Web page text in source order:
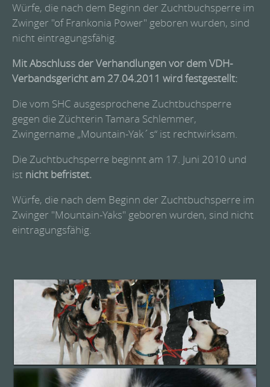
Würfe, die nach dem Beginn der Zuchtbuchsperre im
Zwinger "of Frankonia Power" geboren wurden, sind
nicht eintragungsfähig.
Mit Abschluss der Verhandlungen vor dem VDH-
Verbandsgericht am 27.04.2011 wird festgestellt:
Die vom SHC ausgesprochene Zuchtbuchsperre
gegen die Züchterin Tamara Schlemmer,
Zwingername „Mountain-Yak´s“ ist rechtwirksam.
Die Zuchtbuchsperre beginnt am 17. Juni 2010 und
ist nicht befristet.
Würfe, die nach dem Beginn der Zuchtbuchsperre im
Zwinger "Mountain-Yaks" geboren wurden, sind nicht
eintragungsfähig.